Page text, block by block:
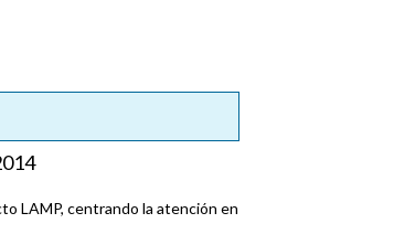
LAMP, centrando la atención en